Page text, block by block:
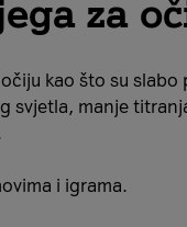
za
kao što su slabo
svjetla, manje
i igrama.